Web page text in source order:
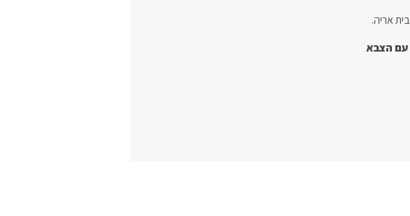
אריה.
עם הצבא